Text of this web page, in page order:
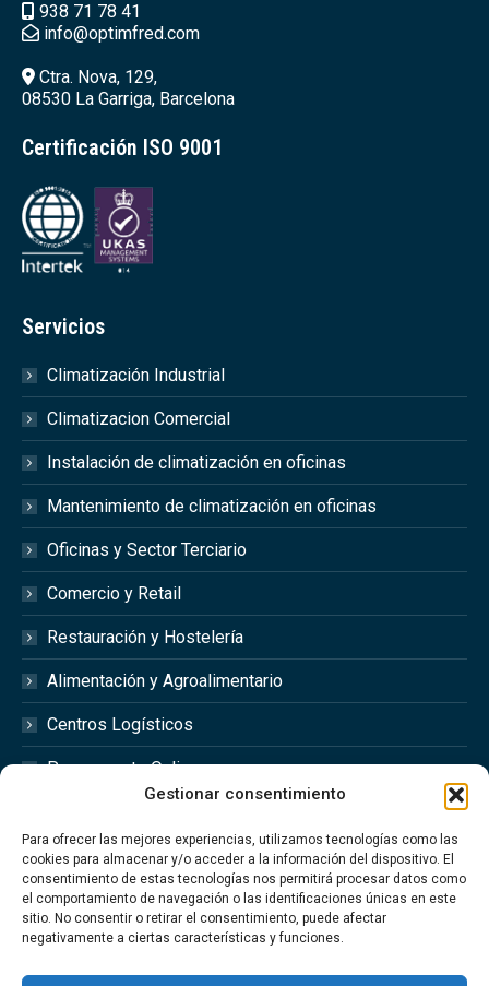
Gestionar consentimiento
Para ofrecer las mejores experiencias, utilizamos tecnologías como las
cookies para almacenar y/o acceder a la información del dispositivo. El
consentimiento de estas tecnologías nos permitirá procesar datos como
el comportamiento de navegación o las identificaciones únicas en este
sitio. No consentir o retirar el consentimiento, puede afectar
negativamente a ciertas características y funciones.
938 71 78 41
info@optimfred.com
Ctra. Nova, 129,
08530 La Garriga, Barcelona
Certificación ISO 9001
Servicios
Climatización Industrial
Climatizacion Comercial
Instalación de climatización en oficinas
Mantenimiento de climatización en oficinas
Oficinas y Sector Terciario
Comercio y Retail
Restauración y Hostelería
Alimentación y Agroalimentario
Centros Logísticos
Presupuesto Online
Redes Sociales
Síguenos en las redes sociales @optimfred_
#Optimfred #OptimfredClimatizacionIndustrial